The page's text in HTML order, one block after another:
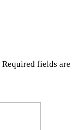
Required fields are